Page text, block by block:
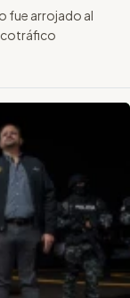
fue arrojado al